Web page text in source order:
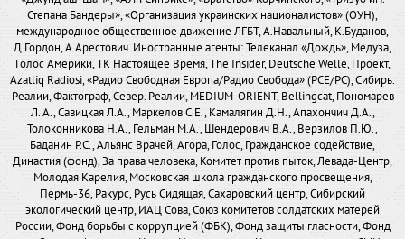
Степана Бандеры», «Организация украинских националистов» (ОУН),
международное общественное движение ЛГБТ, А.Навальный, К.Буданов,
Д.Гордон, А.Арестович. Иностранные агенты: Телеканал «Дождь», Медуза,
Голос Америки, ТК Настоящее Время, The Insider, Deutsche Welle, Проект,
Azatliq Radiosi, «Радио Свободная Европа/Радио Свобода» (PCE/PC), Сибирь.
Реалии, Фактограф, Север. Реалии, MEDIUM-ORIENT, Bellingcat, Пономарев
Л. А., Савицкая Л.А., Маркелов С.Е., Камалягин Д.Н., Апахончич Д.А.,
Толоконникова Н.А., Гельман М.А., Шендерович В.А., Верзилов П.Ю.,
Баданин Р.С., Альянс Врачей, Агора, Голос, Гражданское содействие,
Династия (фонд), За права человека, Комитет против пыток, Левада-Центр,
Молодая Карелия, Московская школа гражданского просвещения,
Пермь-36, Ракурс, Русь Сидящая, Сахаровский центр, Сибирский
экологический центр, ИАЦ Сова, Союз комитетов солдатских матерей
России, Фонд борьбы с коррупцией (ФБК), Фонд защиты гласности, Фонд